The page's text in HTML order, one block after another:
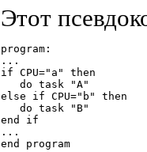
Этот
program:
...
if CPU="a" then
   do task "A"
else if CPU="b" then
   do task "B"
end if
...
end program